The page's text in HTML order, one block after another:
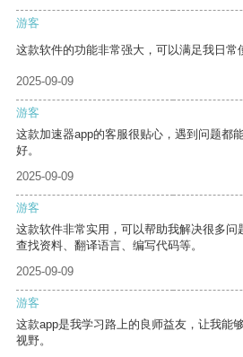
游客
这款软件的功能非常强大，可以满足我日常
2025-09-09
游客
这款加速器app的客服很贴心，遇到问题都
好。
2025-09-09
游客
这款软件非常实用，可以帮助我解决很多问
查找资料、翻译语言、编写代码等。
2025-09-09
游客
这款app是我学习路上的良师益友，让我能
视野。